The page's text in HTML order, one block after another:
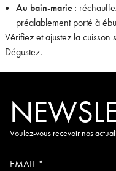
Au bain-marie :
préalablement porté à
Vérifiez et ajustez la cuisson
Dégustez.
Voulez-vous recevoir nos
EMAIL *